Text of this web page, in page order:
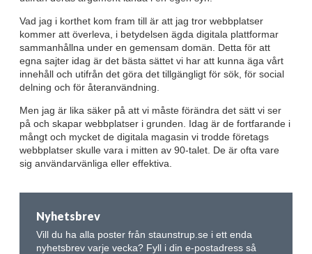
Vad jag i korthet kom fram till är att jag tror webbplatser
kommer att överleva, i betydelsen ägda digitala plattformar
sammanhållna under en gemensam domän. Detta för att
egna sajter idag är det bästa sättet vi har att kunna äga vårt
innehåll och utifrån det göra det tillgängligt för sök, för social
delning och för återanvändning.
Men jag är lika säker på att vi måste förändra det sätt vi ser
på och skapar webbplatser i grunden. Idag är de fortfarande i
mångt och mycket de digitala magasin vi trodde företags
webbplatser skulle vara i mitten av 90-talet. De är ofta vare
sig användarvänliga eller effektiva.
Nyhetsbrev
Vill du ha alla poster från staunstrup.se i ett enda
nyhetsbrev varje vecka? Fyll i din e-postadress så